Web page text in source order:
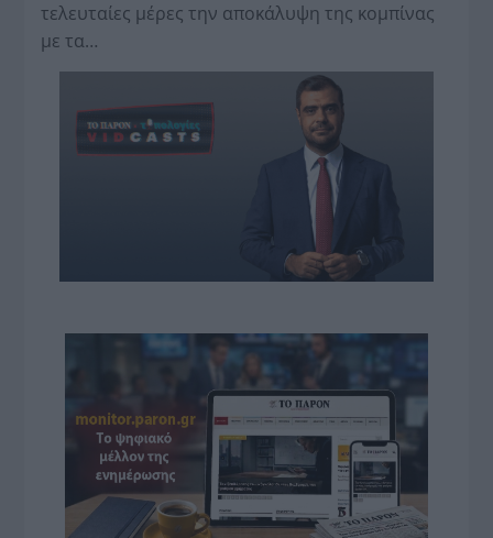
τελευταίες μέρες την αποκάλυψη της κο­μπίνας
με τα…